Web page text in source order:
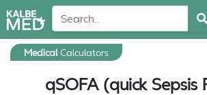
MedicalCalculators
qSOFA (quick Sepsis